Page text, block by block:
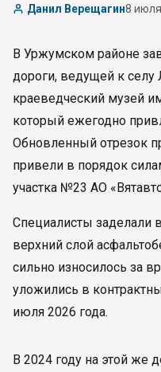
Данил Верещагин8 июля
В Уржумском районе
дороги, ведущей к селу
краеведческий музей
который ежегодно
Обновленный отрезок
привели в порядок
участка №23 АО
Специалисты заделали
верхний слой
сильно износилось за
уложились в
июля 2026 года.
В 2024 году на этой же